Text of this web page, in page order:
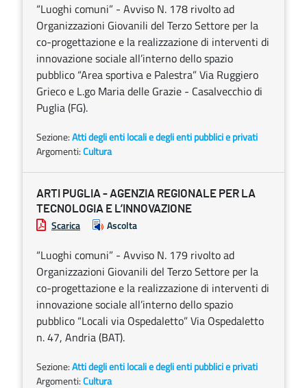
“Luoghi comuni” - Avviso N. 178 rivolto ad
Organizzazioni Giovanili del Terzo Settore per la
co-progettazione e la realizzazione di interventi di
innovazione sociale all’interno dello spazio
pubblico “Area sportiva e Palestra” Via Ruggiero
Grieco e L.go Maria delle Grazie - Casalvecchio di
Puglia (FG).
Sezione:Atti degli enti locali e degli enti pubblici e privati
Argomenti:Cultura
ARTI PUGLIA - AGENZIA REGIONALE PER LA
TECNOLOGIA E L’INNOVAZIONE
Scarica Ascolta
“Luoghi comuni” - Avviso N. 179 rivolto ad
Organizzazioni Giovanili del Terzo Settore per la
co-progettazione e la realizzazione di interventi di
innovazione sociale all’interno dello spazio
pubblico “Locali via Ospedaletto” Via Ospedaletto
n. 47, Andria (BAT).
Sezione:Atti degli enti locali e degli enti pubblici e privati
Argomenti:Cultura